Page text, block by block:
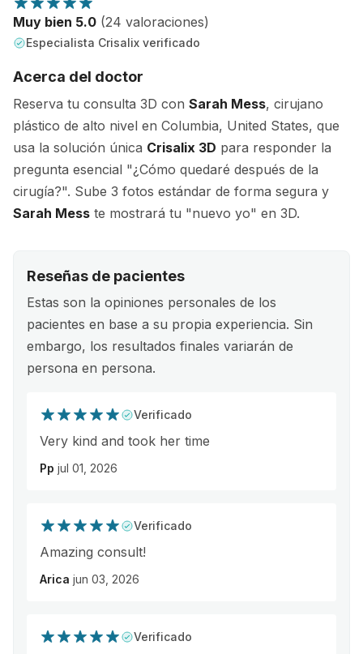
Muy bien 5.0 (24 valoraciones)
Especialista Crisalix verificado
Acerca del doctor
Reserva tu consulta 3D con Sarah Mess, cirujano
plástico de alto nivel en Columbia, United States, que
usa la solución única Crisalix 3D para responder la
pregunta esencial "¿Cómo quedaré después de la
cirugía?". Sube 3 fotos estándar de forma segura y
Sarah Mess te mostrará tu "nuevo yo" en 3D.
Reseñas de pacientes
Estas son la opiniones personales de los
pacientes en base a su propia experiencia. Sin
embargo, los resultados finales variarán de
persona en persona.
Verificado
Very kind and took her time
Pp jul 01, 2026
Verificado
Amazing consult!
Arica jun 03, 2026
Verificado